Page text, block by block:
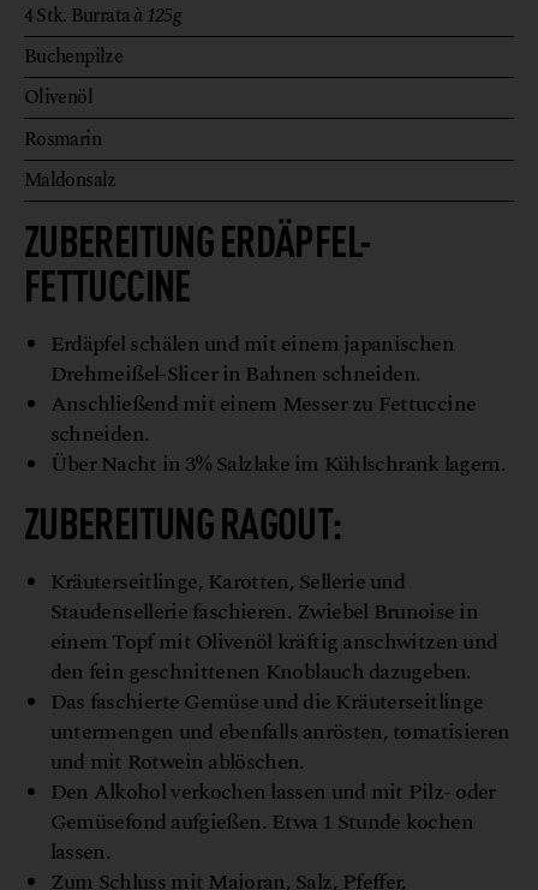
ZUBEREITUNG ERDÄPFEL-
FETTUCCINE
Erdäpfel schälen und mit einem japanischen
Drehmeißel-Slicer in Bahnen schneiden.
Anschließend mit einem Messer zu Fettuccine
schneiden.
Über Nacht in 3% Salzlake im Kühlschrank lagern.
ZUBEREITUNGRAGOUT:
Kräuterseitlinge, Karotten, Sellerie und
Staudensellerie faschieren. Zwiebel Brunoise in
einem Topf mit Olivenöl kräftig anschwitzen und
den fein geschnittenen Knoblauch dazugeben.
Das faschierte Gemüse und die Kräuterseitlinge
untermengen und ebenfalls anrösten, tomatisieren
und mit Rotwein ablöschen.
Den Alkohol verkochen lassen und mit Pilz- oder
Gemüsefond aufgießen. Etwa 1 Stunde kochen
lassen.
Zum Schluss mit Majoran, Salz, Pfeffer,
4Stk. Burrataà 125g
Buchenpilze
Olivenöl
Rosmarin
Maldonsalz